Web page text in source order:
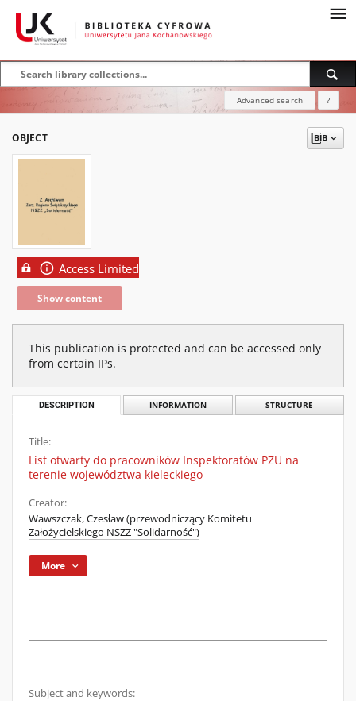
Advanced search ?
OBJECT
Access Limited
Show content
This publication is protected and can be accessed only
from certain IPs.
DESCRIPTION INFORMATION STRUCTURE
Title:
List otwarty do pracowników Inspektoratów PZU na
terenie województwa kieleckiego
Creator:
Wawszczak, Czesław (przewodniczący Komitetu
Założycielskiego NSZZ "Solidarność")
More
Subject and keywords: